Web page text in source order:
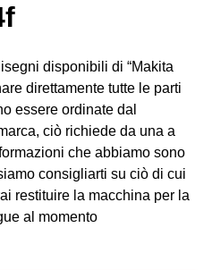
disponibili di “Makita
direttamente tutte le parti
essere ordinate dal
ciò richiede da una a
che abbiamo sono
consigliarti su ciò di cui
restituire la macchina per la
al momento